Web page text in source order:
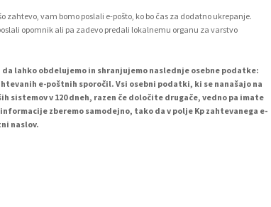
zahtevo, vam bomo poslali e-pošto, ko bo čas za dodatno ukrepanje.
opomnik ali pa zadevo predali lokalnemu organu za varstvo
lahko obdelujemo in shranjujemo naslednje osebne podatke:
e-poštnih sporočil. Vsi osebni podatki, ki se nanašajo na
sistemov v 120 dneh, razen če določite drugače, vedno pa imate
zberemo samodejno, tako da v polje Kp zahtevanega e-
naslov.